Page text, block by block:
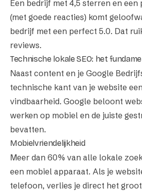
Een bedrijf met 4,5 sterren en
(met goede reacties) komt
bedrijf met een perfect 5.0. Dat
reviews.
Technische lokale SEO: het
Naast content en je Google
technische kant van je website
vindbaarheid. Google beloont
werken op mobiel en de juiste
bevatten.
Mobielvriendelijkheid
Meer dan 60% van alle lokale
een mobiel apparaat. Als je
telefoon, verlies je direct het